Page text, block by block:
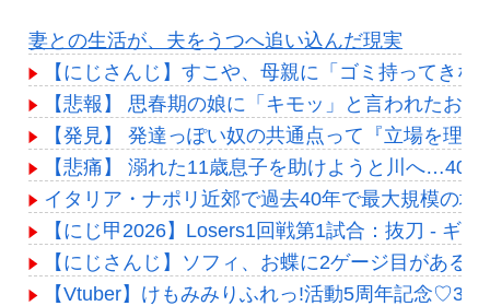
妻との生活が、夫をうつへ追い込んだ現実
【にじさんじ】すこや、母親に「ゴミ持ってき
【悲報】 思春期の娘に「キモッ」と言われたお
【発見】 発達っぽい奴の共通点って『立場を理
【悲痛】 溺れた11歳息子を助けようと川へ…40
イタリア・ナポリ近郊で過去40年で最大規模の地
【にじ甲2026】Losers1回戦第1試合：抜刀 - ギ
【にじさんじ】ソフィ、お蝶に2ゲージ目がある
【Vtuber】けもみみりふれっ!活動5周年記念